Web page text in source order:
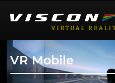
VR Mobile